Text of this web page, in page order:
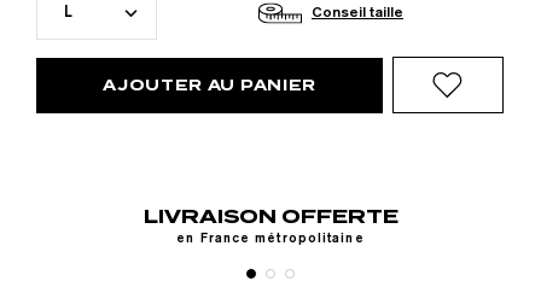
L Conseil taille
AJOUTER AU PANIER
OFFERTE
en France métropolitaine